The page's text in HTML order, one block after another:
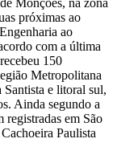
próximas ao
ao
com a última
recebeu 150
Metropolitana
Santista e litoral sul,
Ainda segundo a
registradas em São
Paulista